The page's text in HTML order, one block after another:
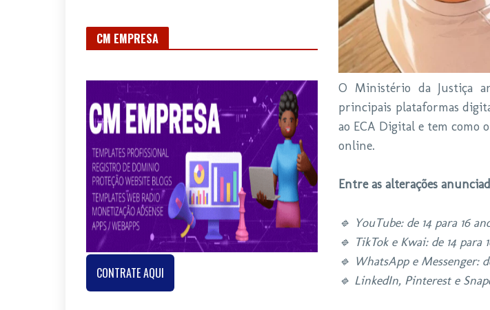
O Ministério da Justiça
principais plataformas
ao ECA Digital e tem como
online.
Entre as alterações
🔹 YouTube: de 14 para 16
🔹 TikTok e Kwai: de 14 para
🔹 WhatsApp e Messenger:
🔹 LinkedIn, Pinterest e
CM EMPRESA
CONTRATE AQUI